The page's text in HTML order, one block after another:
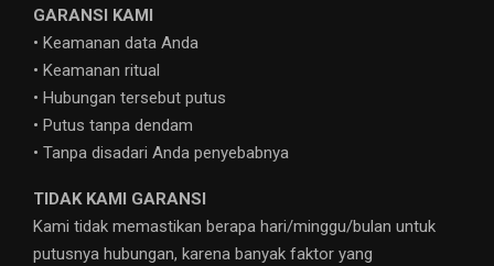
GARANSI KAMI
• Keamanan data Anda
• Keamanan ritual
• Hubungan tersebut putus
• Putus tanpa dendam
• Tanpa disadari Anda penyebabnya
TIDAK KAMI GARANSI
Kami tidak memastikan berapa hari/minggu/bulan untuk
putusnya hubungan, karena banyak faktor yang